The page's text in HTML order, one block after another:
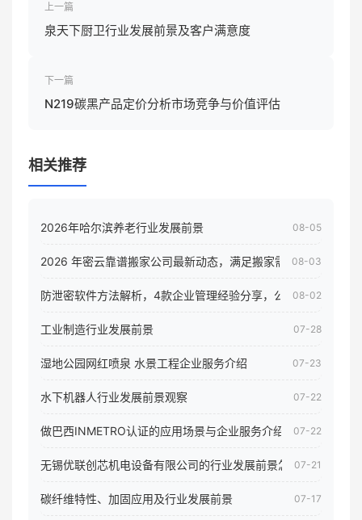
上一篇
泉天下厨卫行业发展前景及客户满意度
下一篇
N219碳黑产品定价分析市场竞争与价值评估
相关推荐
2026年哈尔滨养老行业发展前景 08-05
2026 年密云靠谱搬家公司最新动态，满足搬家需求！08-03
防泄密软件方法解析，4款企业管理经验分享，公司员工电脑核
08-02
工业制造行业发展前景 07-28
湿地公园网红喷泉 水景工程企业服务介绍 07-23
水下机器人行业发展前景观察 07-22
做巴西INMETRO认证的应用场景与企业服务介绍 07-22
无锡优联创芯机电设备有限公司的行业发展前景怎样07-21
碳纤维特性、加固应用及行业发展前景 07-17